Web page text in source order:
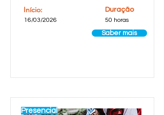
Início:
16/03/2026
Duração
50 horas
Saber mais
Presencial